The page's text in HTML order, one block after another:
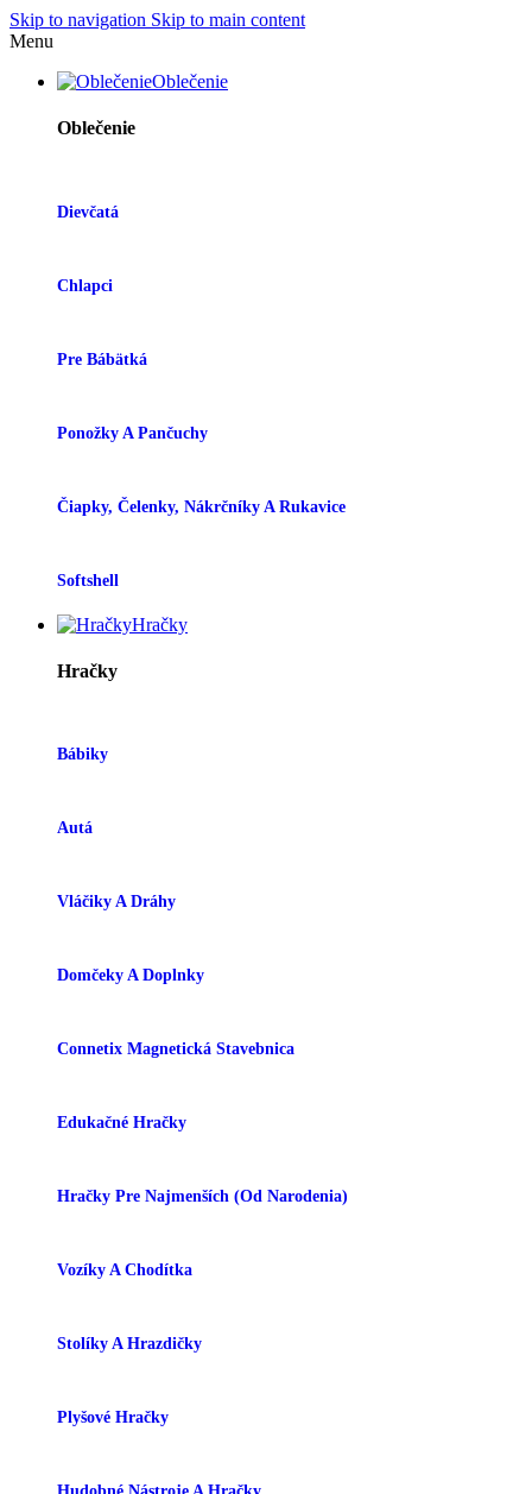
Skip to navigation Skip to main content
Menu
Oblečenie
Oblečenie
Dievčatá
Chlapci
Pre Bábätká
Ponožky A Pančuchy
Čiapky, Čelenky, Nákrčníky A Rukavice
Softshell
Hračky
Hračky
Bábiky
Autá
Vláčiky A Dráhy
Domčeky A Doplnky
Connetix Magnetická Stavebnica
Edukačné Hračky
Hračky Pre Najmenších (od Narodenia)
Vozíky A Chodítka
Stolíky A Hrazdičky
Plyšové Hračky